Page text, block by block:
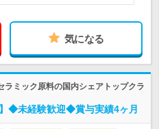
気になる
ラミック原料の国内シェアトップクラ
◆未経験歓迎◆賞与実績4ヶ月